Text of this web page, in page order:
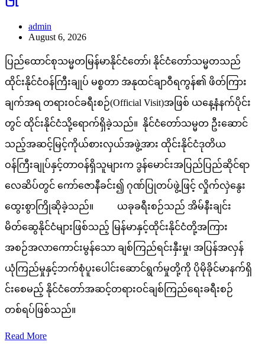
သတင်း
စစ်ဆင်ရေးတာဝန်များကိုထမ်းဆောင်ခဲ့သည့် ရှေ့တန်း
ပြန်နိုင်ငံ့သားကောင်း တပ်မတော်သားများအား ဂုဏ်ပြု
ကြိုဆိုပွဲအခမ်းအနားကျင်းပ
admin
August 6, 2026
နိုင်ငံတော်တည်ငြိမ်ရေးနှင့်နယ်မြေအေးချမ်းသာယာရေးအတွက်
နယ်မြေလုံခြုံရေးတာဝန်များကိုထမ်းဆောင်၍ ပြန်လည်ရောက်ရှိ
လာသော ရှေ့တန်းပြန်နိုင်ငံ့သားကောင်းတပ်မတော်သားများအား
ဂုဏ်ပြုကြိုဆိုခြင်းအခမ်းအနားကို ယနေ့နံနက်ပိုင်းတွင်
ရှမ်းပြည်နယ်(တောင်ပိုင်း)၊ မိုးနဲမြို့နယ်ရှိ နယ်မြေခံတပ်
ရင်း၌ပြုလုပ်ရာ အရှေ့အလယ်ပိုင်းတိုင်းစစ်ဌာနချုပ်မှတာဝန်ရှိ
သူများ၊ ဌာနဆိုင်ရာတာဝန်ရှိသူများ၊မြန်မာနိုင်ငံရဲတပ်ဖွဲ့ဝင်များ၊